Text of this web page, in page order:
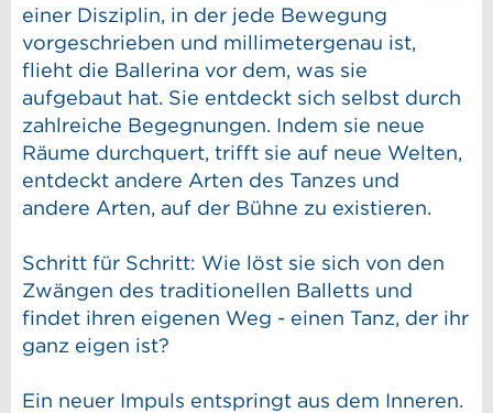
einer Disziplin, in der jede Bewegung
vorgeschrieben und millimetergenau ist,
flieht die Ballerina vor dem, was sie
aufgebaut hat. Sie entdeckt sich selbst durch
zahlreiche Begegnungen. Indem sie neue
Räume durchquert, trifft sie auf neue Welten,
entdeckt andere Arten des Tanzes und
andere Arten, auf der Bühne zu existieren.
Schritt für Schritt: Wie löst sie sich von den
Zwängen des traditionellen Balletts und
findet ihren eigenen Weg - einen Tanz, der ihr
ganz eigen ist?
Ein neuer Impuls entspringt aus dem Inneren.